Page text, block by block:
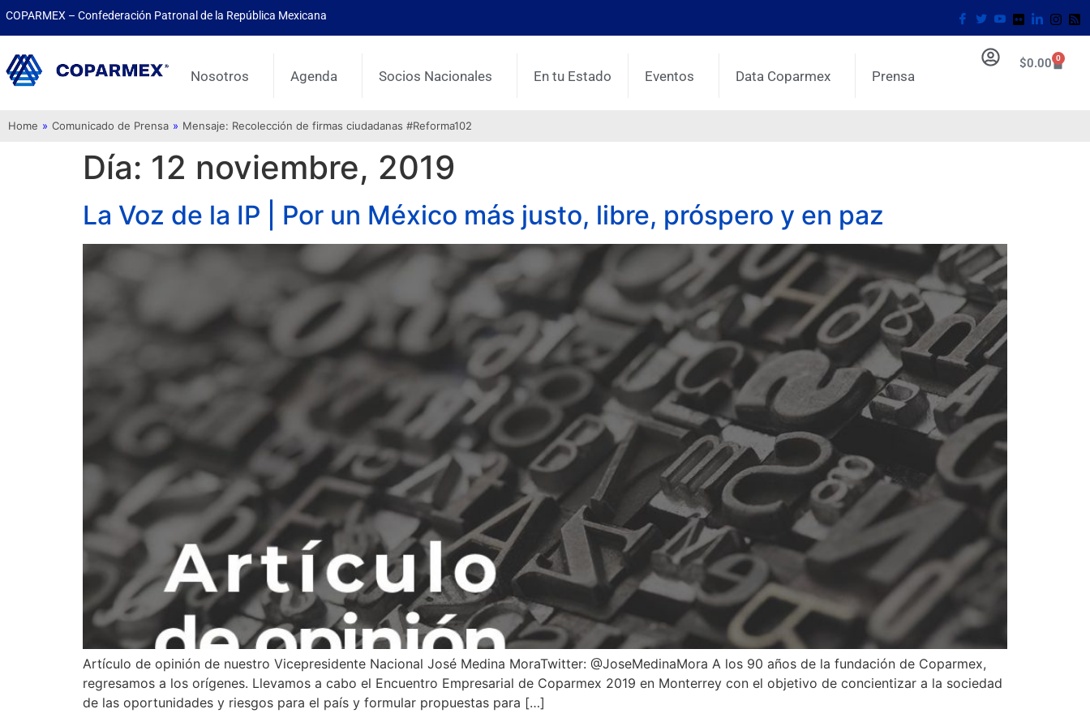
COPARMEX – Confederación Patronal de la República Mexicana
Nosotros Agenda Socios Nacionales En tu Estado Eventos Data Coparmex Prensa
$0.00 0
Home » Comunicado de Prensa » Mensaje: Recolección de firmas ciudadanas #Reforma102
Día: 12 noviembre, 2019
La Voz de la IP | Por un México más justo, libre, próspero y en paz
Artículo de opinión de nuestro Vicepresidente Nacional José Medina MoraTwitter: @JoseMedinaMora A los 90 años de la fundación de Coparmex,
regresamos a los orígenes. Llevamos a cabo el Encuentro Empresarial de Coparmex 2019 en Monterrey con el objetivo de concientizar a la sociedad
de las oportunidades y riesgos para el país y formular propuestas para […]